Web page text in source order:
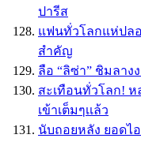
ปารีส
แฟนทั่วโลกแห่ปล
สำคัญ
ลือ “ลิซ่า” ชิมลาง
สะเทือนทั่วโลก!
เข้าเต็มๆเเล้ว
นับถอยหลัง ยอดไ